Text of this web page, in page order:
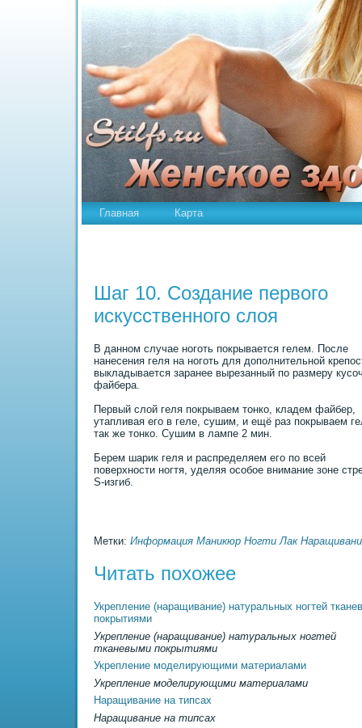
Главная Карта
Шаг 10. Создание первого
искусственного слоя
В данном случае ноготь покрывается гелем. После
нанесения геля на ноготь для дополнительной
выкладывается заранее вырезанный по размеру
файбера.
Первый слой геля покрываем тонко, кладем файбер,
утапливая его в геле, сушим, и ещё раз покрываем
так же тонко. Сушим в лампе 2 мин.
Берем шаpик геля и распределяем его по всей
поверхности ногтя, уделяя особое внимание зоне
S-изгиб.
Метки: Информация Маникюр Ногти Лак
Читать похожее
Укрепление (наращивание) натуральных ногтей
покрытиями
Укрепление (наращивание) натуральных ногтей
тканевыми покрытиями
Укрепление моделирующими матеpиалами
Укрепление моделирующими матеpиалами
Наращивание на типсах
Наращивание на типсах